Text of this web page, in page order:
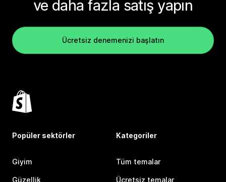
ve daha fazla satış yapın
Ücretsiz denemenizi başlatın
Popüler sektörler
Giyim
Güzellik
Kategoriler
Tüm temalar
Ücretsiz temalar